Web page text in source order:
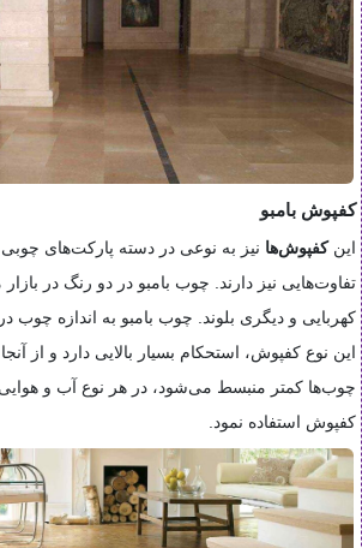
کفپوش بامبو
اینکفپوش‌ها نیز به نوعی در دسته پارکت‌های چوبی
تفاوت‌هایی نیز دارند. چوب بامبو در دو رنگ در
کهربایی و دیگری بلوند. چوب بامبو به اندازه
این نوع کفپوش، استحکام بسیار بالایی دارد و از
چوب‌ها کمتر منبسط می‌شود، در هر نوع آب و هوایی
کفپوش استفاده نمود.